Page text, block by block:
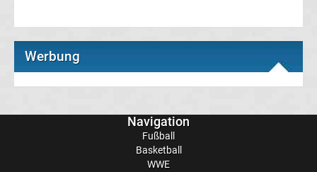
Youth
Werbung
Navigation
Fußball
Basketball
WWE